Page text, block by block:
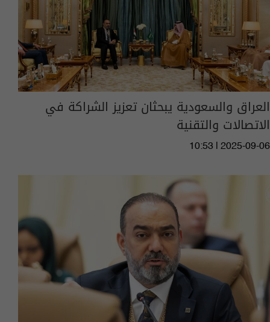
العراق والسعودية يبحثان تعزيز الشراكة في
الاتصالات والتقنية
10:53 | 2025-09-06